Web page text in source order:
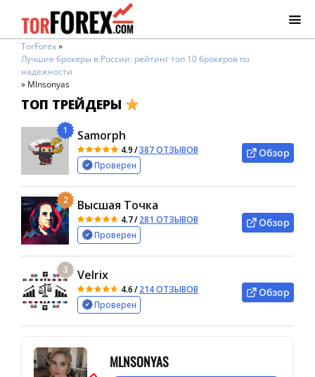
TorForex»
Лучшие брокеры в России: рейтинг топ 10 брокеров по
надежности
» Mlnsonyas
ТОП ТРЕЙДЕРЫ
1 Samorph
4.9/387 ОТЗЫВОВ
Проверен
Обзор
2 Высшая Точка
4.7/281 ОТЗЫВОВ
Проверен
Обзор
3 Velrix
4.6/214 ОТЗЫВОВ
Проверен
Обзор
MLNSONYAS